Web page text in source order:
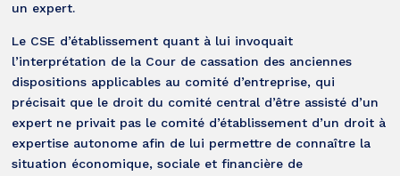
un expert.
Le CSE d’établissement quant à lui invoquait
l’interprétation de la Cour de cassation des anciennes
dispositions applicables au comité d’entreprise, qui
précisait que le droit du comité central d’être assisté d’un
expert ne privait pas le comité d’établissement d’un droit à
expertise autonome afin de lui permettre de connaître la
situation économique, sociale et financière de